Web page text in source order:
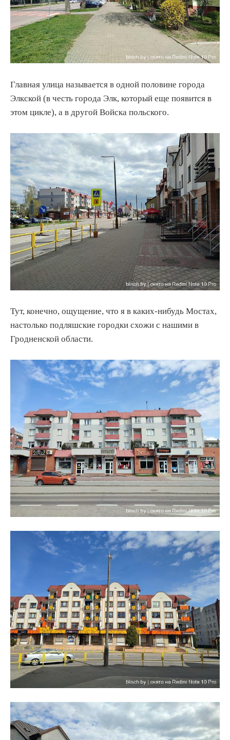
Главная улица называется в одной половине города
Элкской (в честь города Элк, который еще появится в
этом цикле), а в другой Войска польского.
Тут, конечно, ощущение, что я в каких-нибудь Мостах,
настолько подляшские городки схожи с нашими в
Гродненской области.